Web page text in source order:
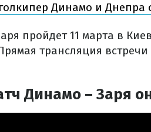
Динамо и
пройдет 11 марта в
трансляция
Динамо – Заря